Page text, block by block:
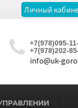
Личный
+7(978)095-
+7(978)202-
info@uk-